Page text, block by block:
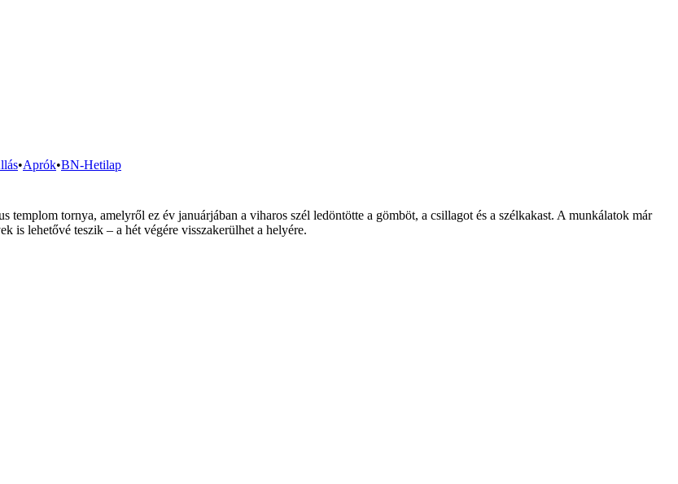
•Aprók•BN-Hetilap
templom tornya, amelyről ez év januárjában a viharos szél ledöntötte a gömböt, a csillagot és a szélkakast. A munkálatok már
is lehetővé teszik – a hét végére visszakerülhet a helyére.